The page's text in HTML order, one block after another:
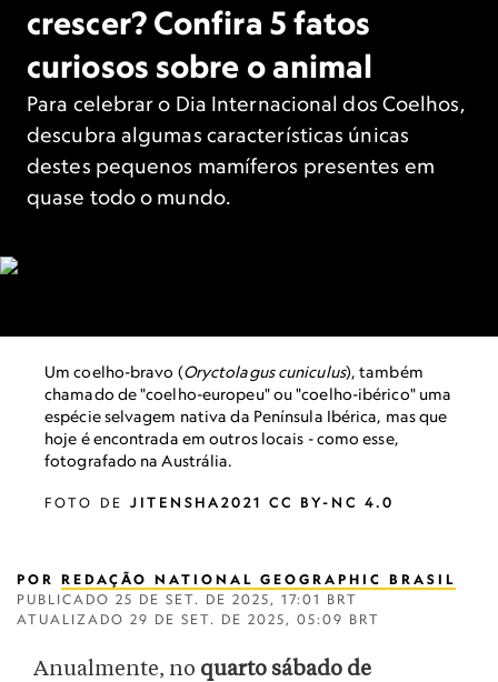
crescer? Confira 5 fatos
curiosos sobre o animal
Para celebrar o Dia Internacional dos Coelhos,
descubra algumas características únicas
destes pequenos mamíferos presentes em
quase todo o mundo.
Um coelho-bravo (Oryctolagus cuniculus), também
chamado de "coelho-europeu" ou "coelho-ibérico" uma
espécie selvagem nativa da Península Ibérica, mas que
hoje é encontrada em outros locais - como esse,
fotografado na Austrália.
FOTO DE JITENSHA2021 CC BY-NC 4.0
POR REDAÇÃO NATIONAL GEOGRAPHIC BRASIL
PUBLICADO 25 DE SET. DE 2025, 17:01 BRT
ATUALIZADO 29 DE SET. DE 2025, 05:09 BRT
Anualmente, no quarto sábado de